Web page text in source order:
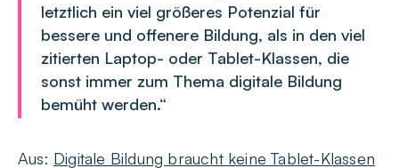
letztlich ein viel größeres Potenzial für
bessere und offenere Bildung, als in den viel
zitierten Laptop- oder Tablet-Klassen, die
sonst immer zum Thema digitale Bildung
bemüht werden.“
Aus: Digitale Bildung braucht keine Tablet-Klassen